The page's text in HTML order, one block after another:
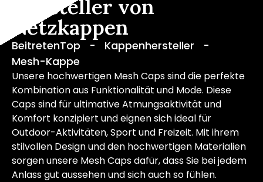
Hersteller von
Netzkappen
BeitretenTop - Kappenhersteller
-
Mesh-Kappe
Unsere hochwertigen Mesh Caps sind die perfekte
Kombination aus Funktionalität und Mode. Diese
Caps sind für ultimative Atmungsaktivität und
Komfort konzipiert und eignen sich ideal für
Outdoor-Aktivitäten, Sport und Freizeit. Mit ihrem
stilvollen Design und den hochwertigen Materialien
sorgen unsere Mesh Caps dafür, dass Sie bei jedem
Anlass gut aussehen und sich auch so fühlen.